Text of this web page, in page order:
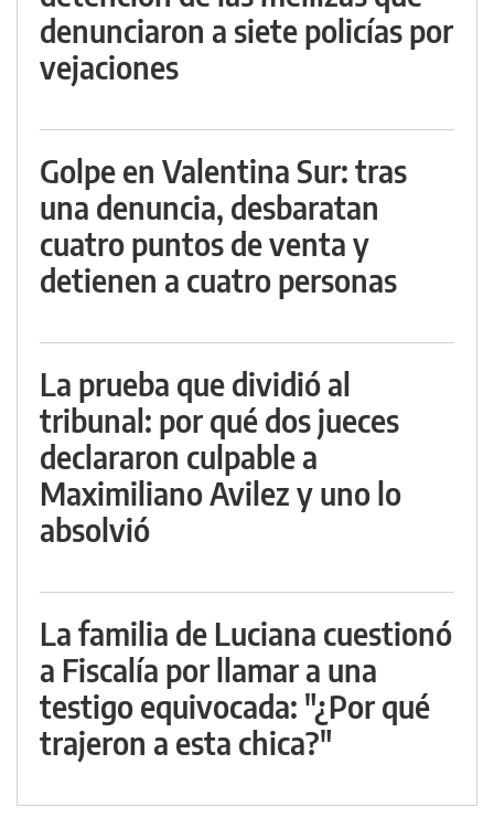
denunciaron a siete policías por
vejaciones
Golpe en Valentina Sur: tras
una denuncia, desbaratan
cuatro puntos de venta y
detienen a cuatro personas
La prueba que dividió al
tribunal: por qué dos jueces
declararon culpable a
Maximiliano Avilez y uno lo
absolvió
La familia de Luciana cuestionó
a Fiscalía por llamar a una
testigo equivocada: "¿Por qué
trajeron a esta chica?"